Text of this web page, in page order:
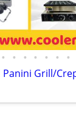
• • • • • • •